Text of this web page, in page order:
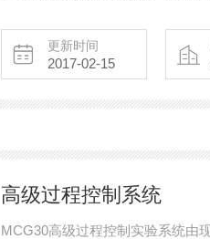
之外，该系统还提供DDC模块，
统的组成和调节,还可以配置本公
更新时间
2017-02-15
高级过程控制系统
MCG30高级过程控制实验系统由